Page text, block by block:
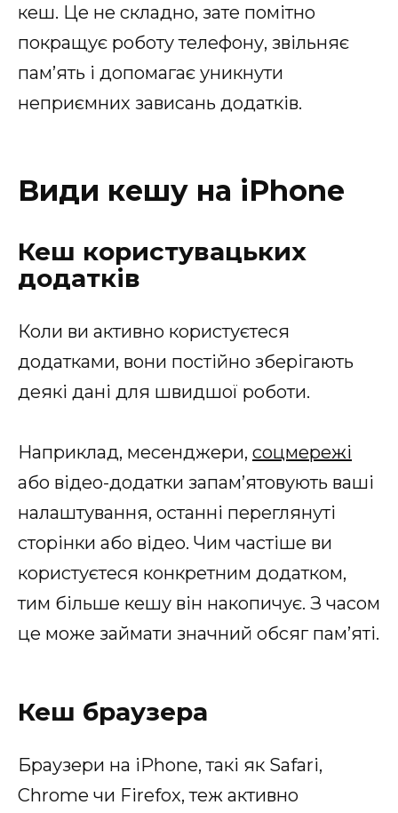
кеш. Це не складно, зате помітно
покращує роботу телефону, звільняє
пам’ять і допомагає уникнути
неприємних зависань додатків.
Види кешу на iPhone
Кеш користувацьких
додатків
Коли ви активно користуєтеся
додатками, вони постійно зберігають
деякі дані для швидшої роботи.
Наприклад, месенджери, соцмережі
або відео-додатки запам’ятовують ваші
налаштування, останні переглянуті
сторінки або відео. Чим частіше ви
користуєтеся конкретним додатком,
тим більше кешу він накопичує. З часом
це може займати значний обсяг пам’яті.
Кеш браузера
Браузери на iPhone, такі як Safari,
Chrome чи Firefox, теж активно